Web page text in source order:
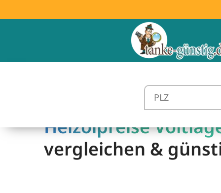
Heizölpreise
vergleichen &